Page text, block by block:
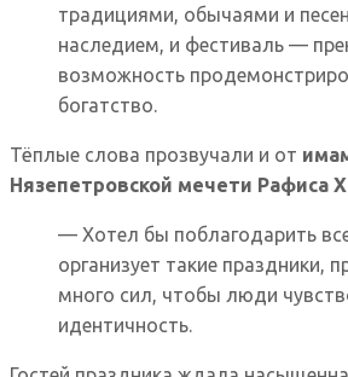
традициями, обычаями и
наследием, и фестиваль —
возможность
богатство.
Тёплые слова прозвучали и от
Нязепетровской мечети Рафиса
— Хотел бы поблагодарить
организует такие праздники,
много сил, чтобы люди
идентичность.